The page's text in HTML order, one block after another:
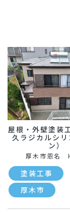
屋根・外壁塗装
久ラジカルシリ
ン）
厚木市恩名
塗装工事
厚木市